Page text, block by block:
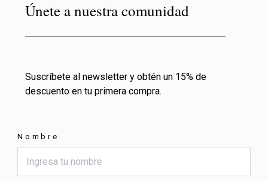
Únete a nuestra comunidad
Suscríbete al newsletter y obtén un 15% de
descuento en tu primera compra.
Nombre